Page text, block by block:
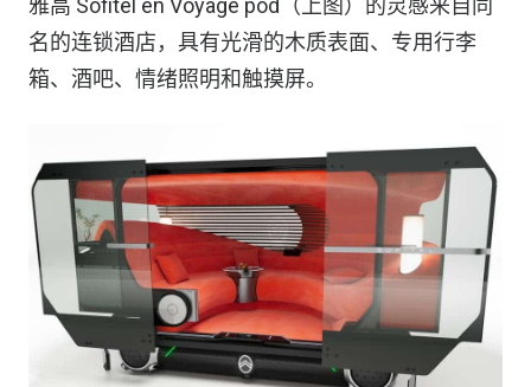
雅高 Sofitel en Voyage pod（上图）的灵感来自同
名的连锁酒店，具有光滑的木质表面、专用行李
箱、酒吧、情绪照明和触摸屏。